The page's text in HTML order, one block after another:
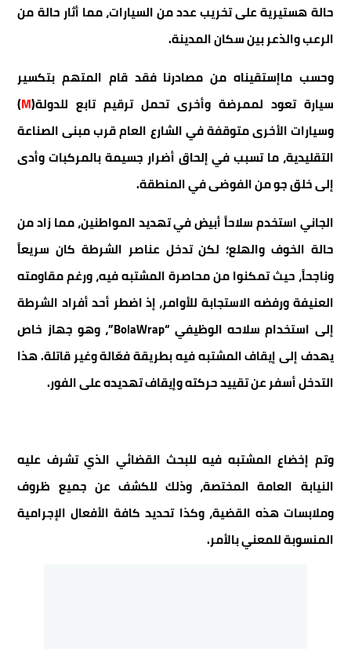
حالة هستيرية على تخريب عدد من السيارات، مما أثار حالة من
الرعب والذعر بين سكان المدينة.
وحسب ماإستقيناه من مصادرنا فقد قام المتهم بتكسير
سيارة تعود لممرضة وأخرى تحمل ترقيم تابع للدولة(M
)
وسيارات الأخرى متوقفة في الشارع العام قرب مبنى الصناعة
التقليدية، ما تسبب في إلحاق أضرار جسيمة بالمركبات وأدى
إلى خلق جو من الفوضى في المنطقة.
الجاني استخدم سلاحاً أبيض في تهديد المواطنين، مما زاد من
حالة الخوف والهلع؛ لكن تدخل عناصر الشرطة كان سريعاً
وناجحاً، حيث تمكنوا من محاصرة المشتبه فيه، ورغم مقاومته
العنيفة ورفضه الاستجابة للأوامر، إذ اضطر أحد أفراد الشرطة
إلى استخدام سلاحه الوظيفي “BolaWrap”، وهو جهاز خاص
يهدف إلى إيقاف المشتبه فيه بطريقة فعّالة وغير قاتلة. هذا
التدخل أسفر عن تقييد حركته وإيقاف تهديده على الفور.
وتم إخضاع المشتبه فيه للبحث القضائي الذي تشرف عليه
النيابة العامة المختصة، وذلك للكشف عن جميع ظروف
وملابسات هذه القضية، وكذا تحديد كافة الأفعال الإجرامية
المنسوبة للمعني بالأمر.